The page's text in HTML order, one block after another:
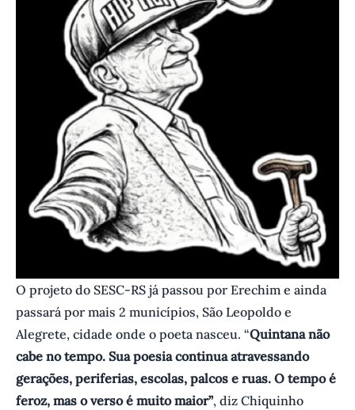
O projeto do SESC-RS já passou por Erechim e ainda
passará por mais 2 municípios, São Leopoldo e
Alegrete, cidade onde o poeta nasceu. “Quintana não
cabe no tempo. Sua poesia continua atravessando
gerações, periferias, escolas, palcos e ruas. O tempo é
feroz, mas o verso é muito maior”, diz Chiquinho